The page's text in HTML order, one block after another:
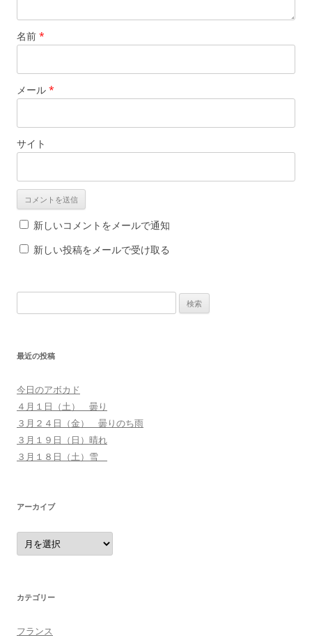
名前 *
メール *
サイト
新しいコメントをメールで通知
新しい投稿をメールで受け取る
索
最近の投稿
今日のアボカド
４月１日（土） 曇り
３月２４日（金） 曇りのち雨
３月１９日（日）晴れ
３月１８日（土）雪
アーカイブ
ア
ー
カ
カテゴリー
フランス